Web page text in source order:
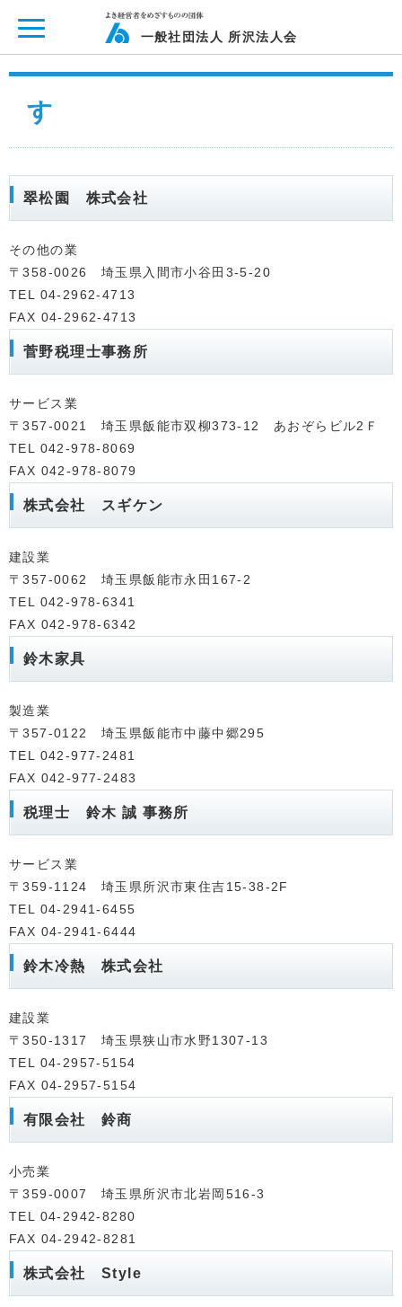
一般社団法人 所沢法人会
す
翠松園 株式会社
その他の業
〒358-0026 埼玉県入間市小谷田3-5-20
TEL 04-2962-4713
FAX 04-2962-4713
菅野税理士事務所
サービス業
〒357-0021 埼玉県飯能市双柳373-12 あおぞらビル2Ｆ
TEL 042-978-8069
FAX 042-978-8079
株式会社 スギケン
建設業
〒357-0062 埼玉県飯能市永田167-2
TEL 042-978-6341
FAX 042-978-6342
鈴木家具
製造業
〒357-0122 埼玉県飯能市中藤中郷295
TEL 042-977-2481
FAX 042-977-2483
税理士 鈴木 誠 事務所
サービス業
〒359-1124 埼玉県所沢市東住吉15-38-2F
TEL 04-2941-6455
FAX 04-2941-6444
鈴木冷熱 株式会社
建設業
〒350-1317 埼玉県狭山市水野1307‐13
TEL 04-2957-5154
FAX 04-2957-5154
有限会社 鈴商
小売業
〒359-0007 埼玉県所沢市北岩岡516-3
TEL 04-2942-8280
FAX 04-2942-8281
株式会社 Style